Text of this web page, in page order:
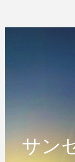
サン
サン
ハミルトン